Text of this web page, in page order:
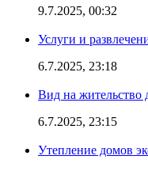
9.7.2025, 00:32
Услуги и
6.7.2025, 23:18
Вид на жительство
6.7.2025, 23:15
Утепление домов